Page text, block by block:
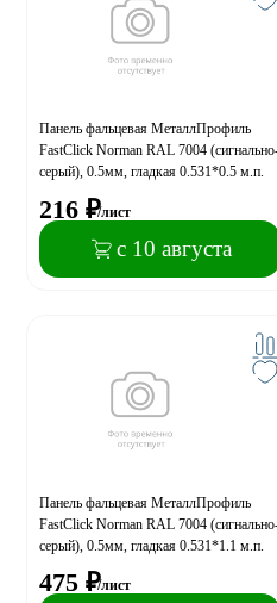
Панель фальцевая МеталлПрофиль
FastClick Norman RAL 7004
серый), 0.5мм, гладкая 0.531*0.5 м.п.
216 ₽/лист
с 10 августа
Панель фальцевая МеталлПрофиль
FastClick Norman RAL 7004
серый), 0.5мм, гладкая 0.531*1.1 м.п.
475 ₽/лист